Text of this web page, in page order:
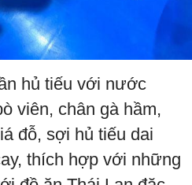
hủ tiếu với nước
viên, chân gà hầm,
đỗ, sợi hủ tiếu dai
thích hợp với những